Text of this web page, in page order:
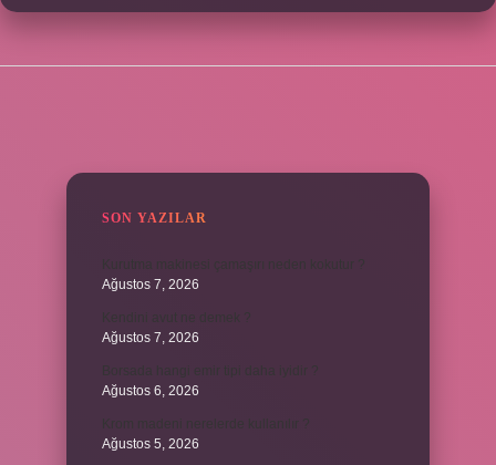
SON YAZILAR
Ağustos 7, 2026
Ağustos 7, 2026
Ağustos 6, 2026
Ağustos 5, 2026